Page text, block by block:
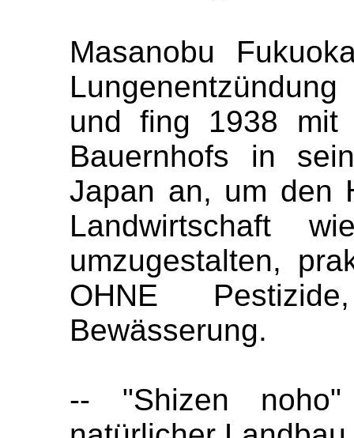
Masanobu
und fing 1938 mit
Bauernhofs in
Japan an, um den
Landwirtschaft
umzugestalten,
OHNE
Bewässerung.
-- "Shizen